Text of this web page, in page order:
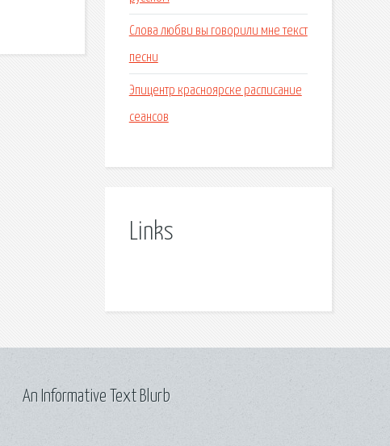
Слова любви вы говорили мне текст
песни
Эпицентр красноярске расписание
сеансов
Links
An Informative Text Blurb